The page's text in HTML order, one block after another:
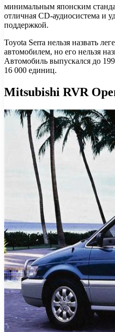
минимальным японским
отличная CD-аудиосистема и
поддержкой.
Toyota Serra нельзя назвать
автомобилем, но его нельзя
Автомобиль выпускался до
16 000 единиц.
Mitsubishi RVR